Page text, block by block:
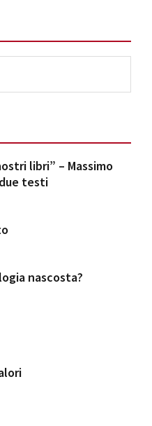
libri” – Massimo
testi
nascosta?